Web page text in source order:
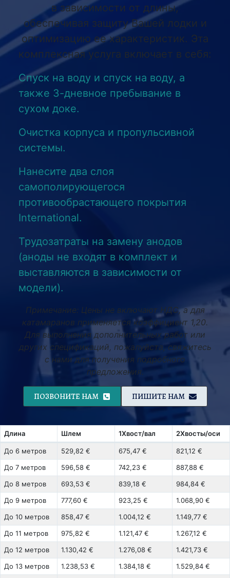
в зависимости от длины,
обеспечивая защиту Вашей лодки и
оптимизацию ее характеристик. Эта
комплексная услуга включает в себя:
Спуск на воду и спуск на воду, а
также 3-дневное пребывание в
сухом доке.
Очистка корпуса и пропульсивной
системы.
Нанесите два слоя
самополирующегося
противообрастающего покрытия
International.
Трудозатраты на замену анодов
(аноды не входят в комплект и
выставляются в зависимости от
модели).
Примечание: Цены не включают НДС, а для
катамаранов применяется коэффициент 1,20.
Для выполнения дополнительных работ или
других спецификаций, пожалуйста, свяжитесь
с нами для получения подробного
предложения.
ПОЗВОНИТЕ НАМ ПИШИТЕ НАМ
Длина Шлем 1Хвост/вал 2Хвосты/оси
До 6 метров 529,82 € 675,47 €
821,12 €
До 7 метров
596,58 € 742,23 €
887,88 €
До 8 метров
693,53 € 839,18 €
984,84 €
До 9 метров
777,60 € 923,25 €
1.068,90 €
До 10 метров
858,47 € 1.004,12 €
1.149,77 €
До 11 метров
975,82 € 1.121,47 €
1.267,12 €
До 12 метров
1.130,42 € 1.276,08 €
1.421,73 €
До 13 метров
1.238,53 € 1.384,18 €
1.529,84 €